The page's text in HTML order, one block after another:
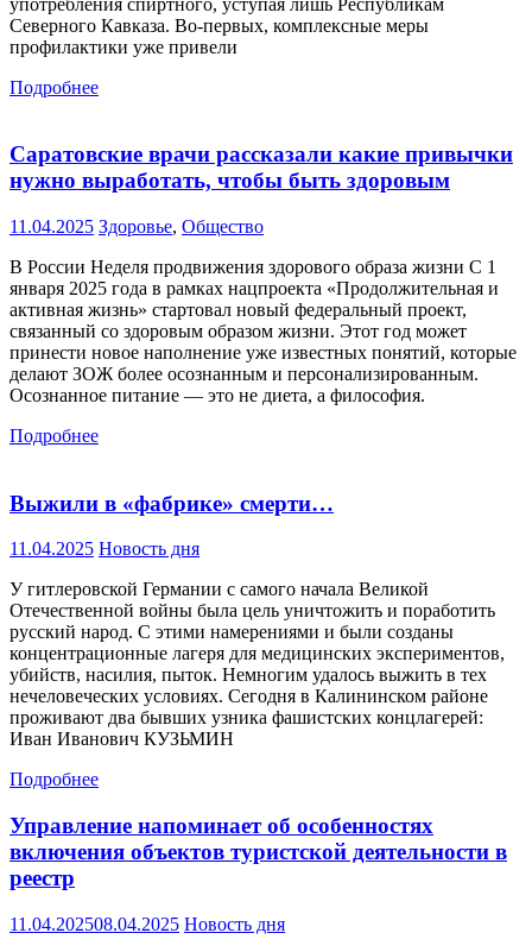
Северного Кавказа. Во-первых, комплексные меры
профилактики уже привели
Подробнее
Саратовские врачи рассказали какие привычки
нужно выработать, чтобы быть здоровым
11.04.2025 Здоровье, Общество
В России Неделя продвижения здорового образа жизни С 1
января 2025 года в рамках нацпроекта «Продолжительная и
активная жизнь» стартовал новый федеральный проект,
связанный со здоровым образом жизни. Этот год может
принести новое наполнение уже известных понятий, которые
делают ЗОЖ более осознанным и персонализированным.
Осознанное питание — это не диета, а философия.
Подробнее
Выжили в «фабрике» смерти…
11.04.2025 Новость дня
У гитлеровской Германии с самого начала Великой
Отечественной войны была цель уничтожить и поработить
русский народ. С этими намерениями и были созданы
концентрационные лагеря для медицинских экспериментов,
убийств, насилия, пыток. Немногим удалось выжить в тех
нечеловеческих условиях. Сегодня в Калининском районе
проживают два бывших узника фашистских концлагерей:
Иван Иванович КУЗЬМИН
Подробнее
Управление напоминает об особенностях
включения объектов туристской деятельности в
реестр
11.04.202508.04.2025 Новость дня